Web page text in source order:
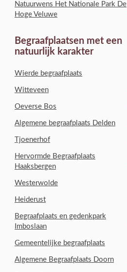
Natuurwens Het Nationale Park De
Hoge Veluwe
Begraafplaatsen met een
natuurlijk karakter
Wierde begraafplaats
Witteveen
Oeverse Bos
Algemene begraafplaats Delden
Tjoenerhof
Hervormde Begraafplaats
Haaksbergen
Westerwolde
Heiderust
Begraafplaats en gedenkpark
Imboslaan
Gemeentelijke begraafplaats
Algemene Begraafplaats Doorn